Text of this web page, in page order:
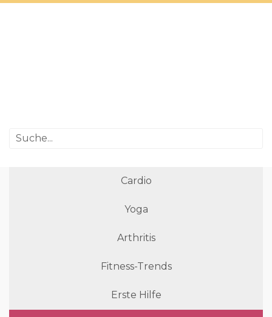
Cardio
Yoga
Arthritis
Fitness-Trends
Erste Hilfe